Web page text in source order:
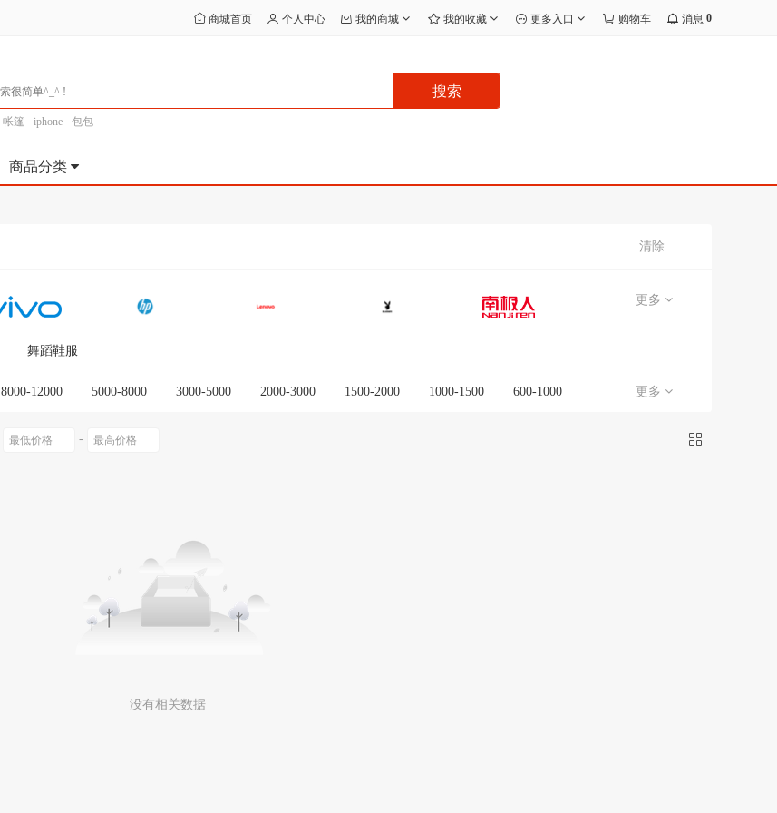
商城首页 个人中心 我的商城 我的收藏 更多入口 购物车 消息 0
搜索
帐篷 iphone 包包
商品分类
清除
更多
舞蹈鞋服
8000-12000 5000-8000 3000-5000 2000-3000 1500-2000 1000-1500 600-1000 更多
-
没有相关数据